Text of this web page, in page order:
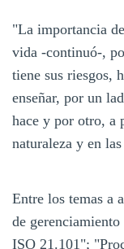
"La importancia
vida -continuó-,
tiene sus riesgos,
enseñar, por un
hace y por otro, a
naturaleza y en
Entre los temas a
de
ISO 21.101";